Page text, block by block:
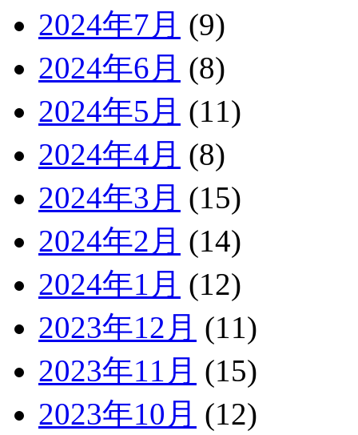
2024年7月 (9)
2024年6月 (8)
2024年5月 (11)
2024年4月 (8)
2024年3月 (15)
2024年2月 (14)
2024年1月 (12)
2023年12月 (11)
2023年11月 (15)
2023年10月 (12)